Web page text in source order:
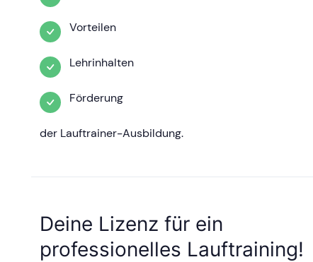
Vorteilen
Lehrinhalten
Förderung
der Lauftrainer-Ausbildung.
Deine Lizenz für ein
professionelles Lauftraining!